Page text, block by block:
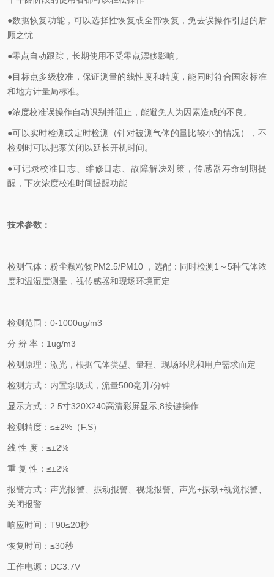
●数据恢复功能， 可以选择性恢复或全部恢复， 免去误操作引起的后
顾之忧
●零点自动跟踪，长期使用不受零点漂移影响。
●目标点多级校准，保证测量的线性度和精度，能同时符合国家标准
和地方计量局标准。
●浓度校准误操作自动识别并阻止，能避免人为因素造成的不良。
●可以实时检测或定时检测（针对被测气体的量比较小的情况），不
检测时可以把泵关闭以延长开机时间。
●可记录校准日志、维修日志、故障解决对策，传感器寿命到期提
醒，下次浓度校准时间提醒功能
技术参数：
检测气体： 粉尘颗粒物PM2.5/PM10 ，选配：同时检测 1 ～ 5种气体浓
度和温湿度测量，视传感器和现场环境而定
检测范围： 0-1000ug/m3
分 辨 率： 1ug/m3
检测原理： 激光，根据气体类型、量程、现场环境和用户需求而定
检测方式： 内置泵吸式 ，流量500毫升/分钟
显示方式： 2.5寸320X240高清彩屏显示 ,8按键操作
检测精度： ≤±2% （F.S）
线 性 度： ≤±2%
重 复 性： ≤±2%
报警方式：声光报警、振动报警、视觉报警、声光+振动+视觉报警、
关闭报警
响应时间： T90≤20秒
恢复时间： ≤30秒
工作电源： DC3. 7V